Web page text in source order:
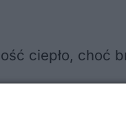
ciepło, choć